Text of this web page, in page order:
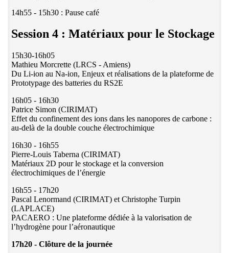
14h55 - 15h30 : Pause café
Session 4 : Matériaux pour le Stockage
15h30-16h05
Mathieu Morcrette (LRCS - Amiens)
Du Li-ion au Na-ion, Enjeux et réalisations de la plateforme de
Prototypage des batteries du RS2E
16h05 - 16h30
Patrice Simon (CIRIMAT)
Effet du confinement des ions dans les nanopores de carbone :
au-delà de la double couche électrochimique
16h30 - 16h55
Pierre-Louis Taberna (CIRIMAT)
Matériaux 2D pour le stockage et la conversion
électrochimiques de l’énergie
16h55 - 17h20
Pascal Lenormand (CIRIMAT) et Christophe Turpin
(LAPLACE)
PACAERO : Une plateforme dédiée à la valorisation de
l’hydrogène pour l’aéronautique
17h20 - Clôture de la journée